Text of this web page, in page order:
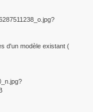
d'un modèle existant (